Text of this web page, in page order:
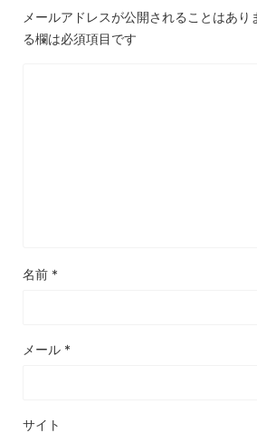
メールアドレスが公開されることはあり
る欄は必須項目です
名前 *
メール *
サイト